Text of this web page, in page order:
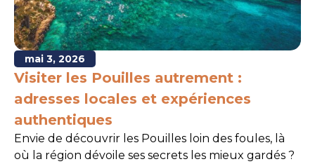
mai 3, 2026
Visiter les Pouilles autrement :
adresses locales et expériences
authentiques
Envie de découvrir les Pouilles loin des foules, là
où la région dévoile ses secrets les mieux gardés ?